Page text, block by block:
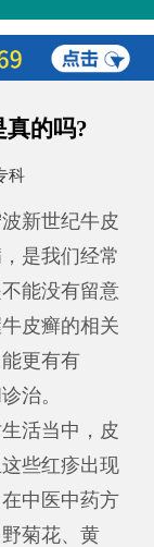
真的吗?
科
新世纪牛皮
是我们经常
能没有留意
皮癣的相关
更有有
治。
活当中，皮
些红疹出现
中医中药方
菊花、黄